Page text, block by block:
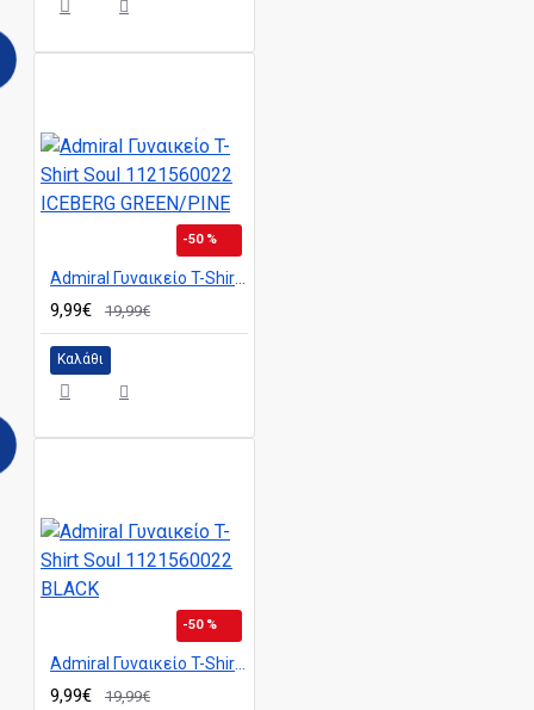
-50 %
Admiral Γυναικείο T-Shirt Soul 1121560022 ICEBERG GREEN/PINE
9,99€ 19,99€
Καλάθι
-50 %
Admiral Γυναικείο T-Shirt Soul 1121560022 BLACK
9,99€ 19,99€